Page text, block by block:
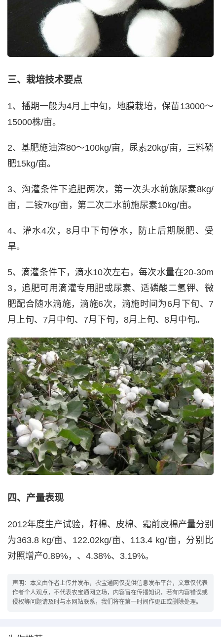
三、栽培技术要点
1、播期一般为4月上中旬，地膜栽培，保苗13000～
15000株/亩。
2、基肥施油渣80～100kg/亩，尿素20kg/亩，三料磷
肥15kg/亩。
3、沟灌条件下追肥两次，第一次头水前施尿素8kg/
亩，二铵7kg/亩，第二次二水前施尿素10kg/亩。
4、灌水4次，8月中下旬停水，防止后期脱肥、受
旱。
5、滴灌条件下，滴水10次左右，每次水量在20-30m
3，追肥可用滴灌专用肥或尿素、适磷酸二氢钾、微
肥配合随水滴施，滴施6次，滴施时间为6月下旬、7
月上旬、7月中旬、7月下旬，8月上旬、8月中旬。
四、产量表现
2012年度生产试验，籽棉、皮棉、霜前皮棉产量分别
为363.8 kg/亩、122.02kg/亩、113.4 kg/亩，分别比
对照增产0.89%，、4.38%、3.19%。
声明：本文由作者上传并发布，农宝通网仅提供信息发布平台，文章仅代表
作者个人观点，不代表农宝通网立场，内容旨在传播知识，若有内容错误或
侵权等问题请及时与本网站联系，我们将在第一时间作更正或删除处理。